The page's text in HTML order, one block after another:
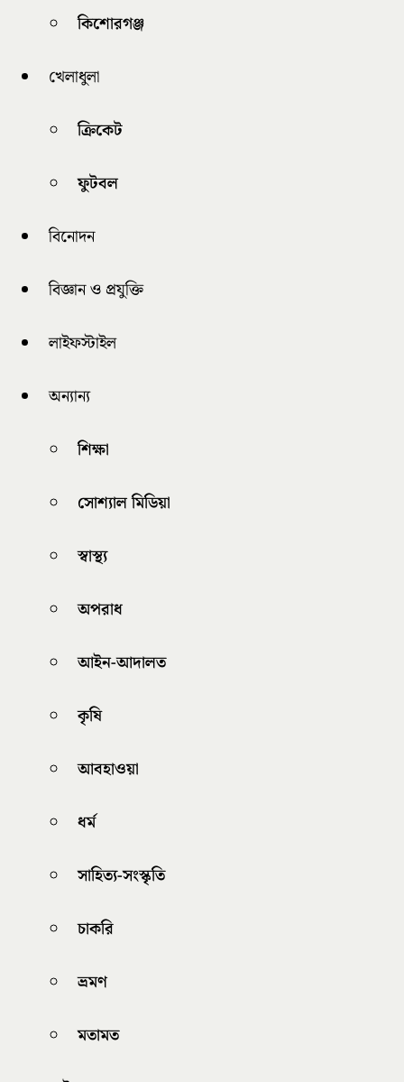
কিশোরগঞ্জ
খেলাধুলা
ক্রিকেট
ফুটবল
বিনোদন
বিজ্ঞান ও প্রযুক্তি
লাইফস্টাইল
অন্যান্য
শিক্ষা
সোশ্যাল মিডিয়া
স্বাস্থ্য
অপরাধ
আইন-আদালত
কৃষি
আবহাওয়া
ধর্ম
সাহিত্য-সংস্কৃতি
চাকরি
ভ্রমণ
মতামত